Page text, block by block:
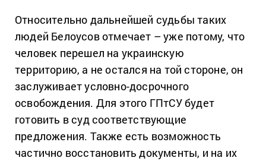
Относительно дальнейшей судьбы таких
людей Белоусов отмечает – уже потому, что
человек перешел на украинскую
территорию, а не остался на той стороне, он
заслуживает условно-досрочного
освобождения. Для этого ГПтСУ будет
готовить в суд соответствующие
предложения. Также есть возможность
частично восстановить документы, и на их